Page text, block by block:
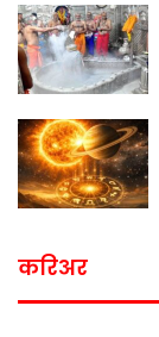
करिअर